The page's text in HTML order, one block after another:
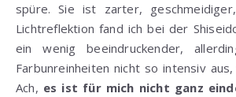
spüre. Sie ist zarter,
Lichtreflektion fand ich bei der
ein wenig beeindruckender,
Farbunreinheiten nicht so intensiv
Ach, es ist für mich nicht ganz